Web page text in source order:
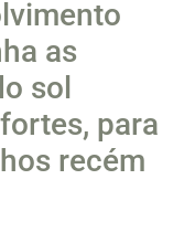
as
sol
para
recém